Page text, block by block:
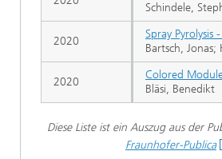
Schindele,
Spray Pyrolysis
Bartsch,
Colored
Bläsi, Benedikt
2020
2020
Diese Liste ist ein Auszug aus der
Fraunhofer-Publica